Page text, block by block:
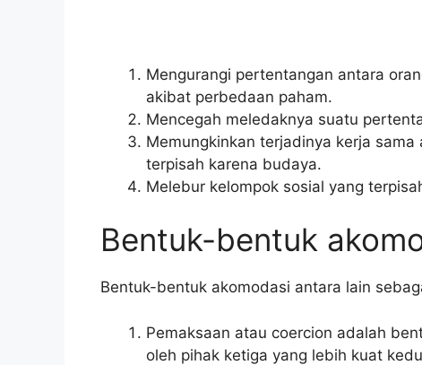
Mengurangi pertentangan antara
akibat perbedaan paham.
Mencegah meledaknya suatu
Memungkinkan terjadinya kerja
terpisah karena budaya.
Melebur kelompok sosial yang
Bentuk-bentuk
Bentuk-bentuk akomodasi antara lain
Pemaksaan atau coercion adalah
oleh pihak ketiga yang lebih kuat